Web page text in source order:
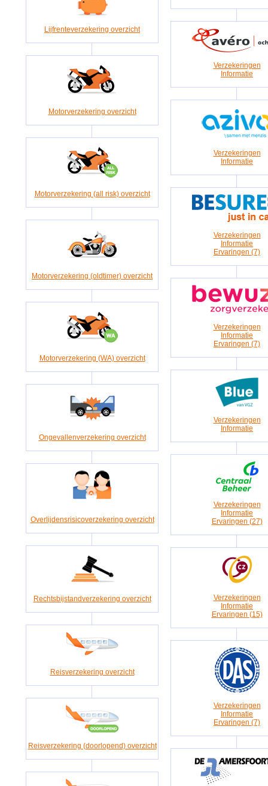
Lijfrenteverzekering overzicht
Motorverzekering overzicht
Motorverzekering (all risk) overzicht
Motorverzekering (oldtimer) overzicht
Motorverzekering (WA) overzicht
Ongevallenverzekering overzicht
Overlijdensrisicoverzekering overzicht
Rechtsbijstandverzekering overzicht
Reisverzekering overzicht
Reisverzekering (doorlopend) overzicht
Verzekeringen
Informatie
Verzekeringen
Informatie
Verzekeringen
Informatie
Ervaringen (7)
Verzekeringen
Informatie
Ervaringen (7)
Verzekeringen
Informatie
Verzekeringen
Informatie
Ervaringen (27)
Verzekeringen
Informatie
Ervaringen (15)
Verzekeringen
Informatie
Ervaringen (7)